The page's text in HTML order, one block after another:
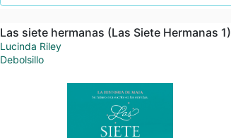
Las siete hermanas (Las Siete Hermanas 1)
Lucinda Riley
Debolsillo